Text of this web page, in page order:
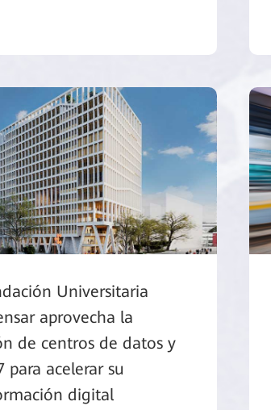
Universitaria
aprovecha la
de centros de datos y
para acelerar su
digital